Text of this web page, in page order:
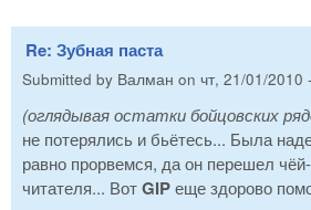
Re: Зубная паста
Submitted by Валман on чт, 21/01/2010
(оглядывая остатки бойцовских
не потерялись и бьётесь... Была
равно прорвемся, да он перешел
читателя... ВотGIPеще здорово